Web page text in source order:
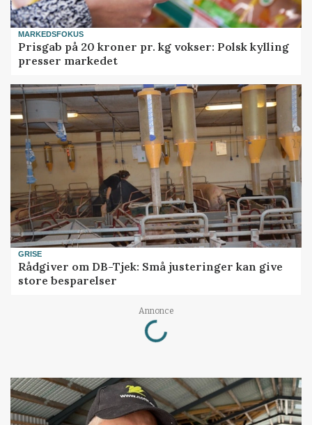
MARKEDSFOKUS
Prisgab på 20 kroner pr. kg vokser: Polsk kylling
presser markedet
GRISE
Rådgiver om DB-Tjek: Små justeringer kan give
store besparelser
Annonce
Loading...